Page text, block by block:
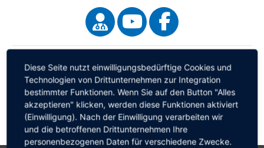
Diese Seite nutzt einwilligungsbedürftige Cookies und
Technologien von Drittunternehmen zur Integration
bestimmter Funktionen. Wenn Sie auf den Button "Alles
akzeptieren" klicken, werden diese Funktionen aktiviert
(Einwilligung). Nach der Einwilligung verarbeiten wir
und die betroffenen Drittunternehmen Ihre
personenbezogenen Daten für verschiedene Zwecke.